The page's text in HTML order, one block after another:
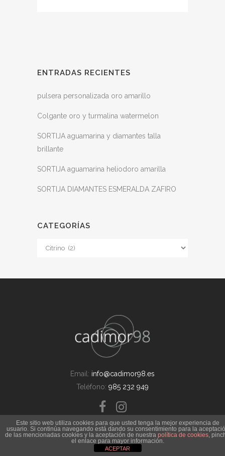
ENTRADAS RECIENTES
pulsera personalizada oro amarillo
Colgante oro y turmalina watermelon
SORTIJA aguamarina y diamantes talla
brillante
SORTIJA aguamarina heliodoro amarilla
SORTIJA DIAMANTES ESMERALDA ZAFIRO
CATEGORÍAS
Categorías
Email: info@cadimor98.es
Teléfono: 985 232 949
Política de privacidad
Este sitio web utiliza cookies para que usted tenga la mejor experiencia de
usuario. Si continúa navegando está dando su consentimiento para la
de las mencionadas cookies y la aceptación de nuestra política de cookies,
el enlace para mayor información.
ACEPTAR